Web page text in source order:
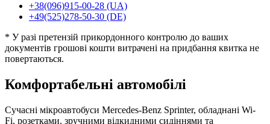
+38(096)915-00-28 (UA)
+49(525)278-50-30 (DE)
* У разі претензій прикордонного контролю до ваших
документів грошові кошти витрачені на придбання квитка не
повертаються.
Комфортабельні автомобілі
Сучасні мікроавтобуси Mercedes-Benz Sprinter, обладнані Wi-
Fi, розетками, зручними відкидними сидіннями та